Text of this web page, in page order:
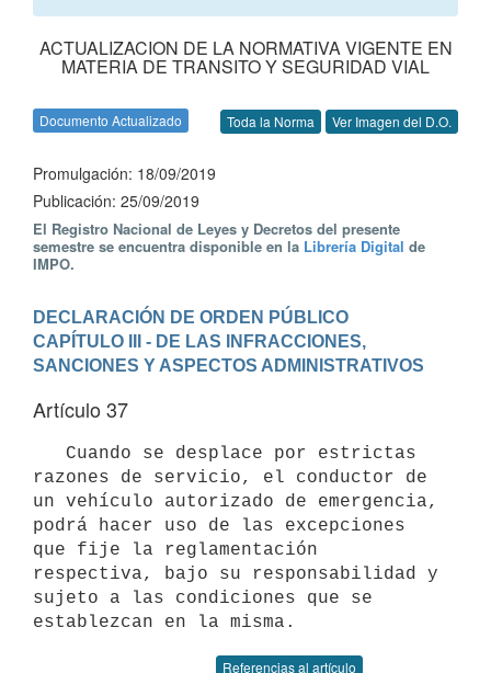
ACTUALIZACION DE LA NORMATIVA VIGENTE EN
MATERIA DE TRANSITO Y SEGURIDAD VIAL
Documento Actualizado Toda la Norma Ver Imagen del D.O.
Promulgación: 18/09/2019
Publicación: 25/09/2019
El Registro Nacional de Leyes y Decretos del presente
semestre se encuentra disponible en la Librería Digital de
IMPO.
DECLARACIÓN DE ORDEN PÚBLICO
CAPÍTULO III - DE LAS INFRACCIONES,
SANCIONES Y ASPECTOS ADMINISTRATIVOS
Artículo 37
razones de servicio, el conductor de
un vehículo autorizado de emergencia,
podrá hacer uso de las excepciones
que fije la reglamentación
respectiva, bajo su responsabilidad y
sujeto a las condiciones que se
Referencias al artículo